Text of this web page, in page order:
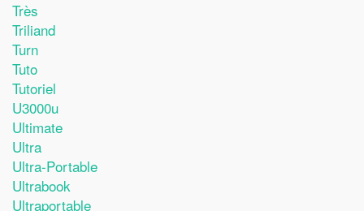
Très
Triliand
Turn
Tuto
Tutoriel
U3000u
Ultimate
Ultra
Ultra-Portable
Ultrabook
Ultraportable